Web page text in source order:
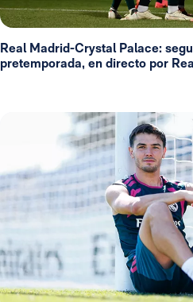
Real Madrid-Crystal Palace:
pretemporada, en directo por